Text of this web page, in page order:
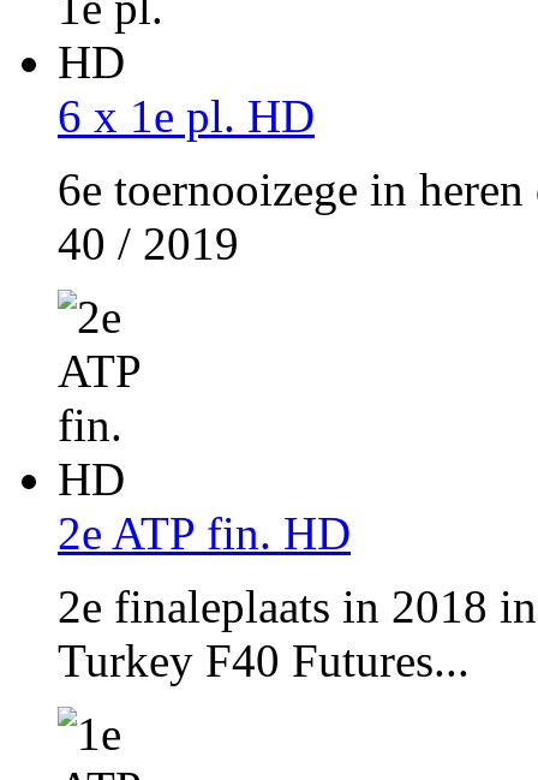
6 x 1e pl. HD
6e toernooizege in
40 / 2019
2e ATP fin. HD
2e finaleplaats in 2018
Turkey F40 Futures...